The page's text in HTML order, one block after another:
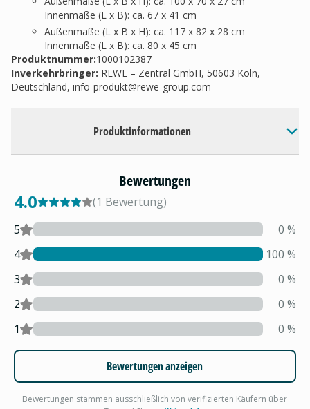
Innenmaße (L x B): ca. 67 x 41 cm
Außenmaße (L x B x H): ca. 117 x 82 x 28 cm
Innenmaße (L x B): ca. 80 x 45 cm
Produktnummer:1000102387
Inverkehrbringer: REWE – Zentral GmbH, 50603 Köln,
Deutschland, info-produkt@rewe-group.com
Produktinformationen
Bewertungen
4.0 (1 Bewertung)
5
0 %
4
100 %
3
0 %
2
0 %
1
0 %
Bewertungen anzeigen
Bewertungen stammen ausschließlich von verifizierten Käufern über